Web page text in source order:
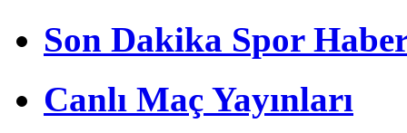
Son Dakika Spor
Canlı Maç Yayınları